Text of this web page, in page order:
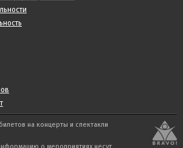
на концерты и спектакли